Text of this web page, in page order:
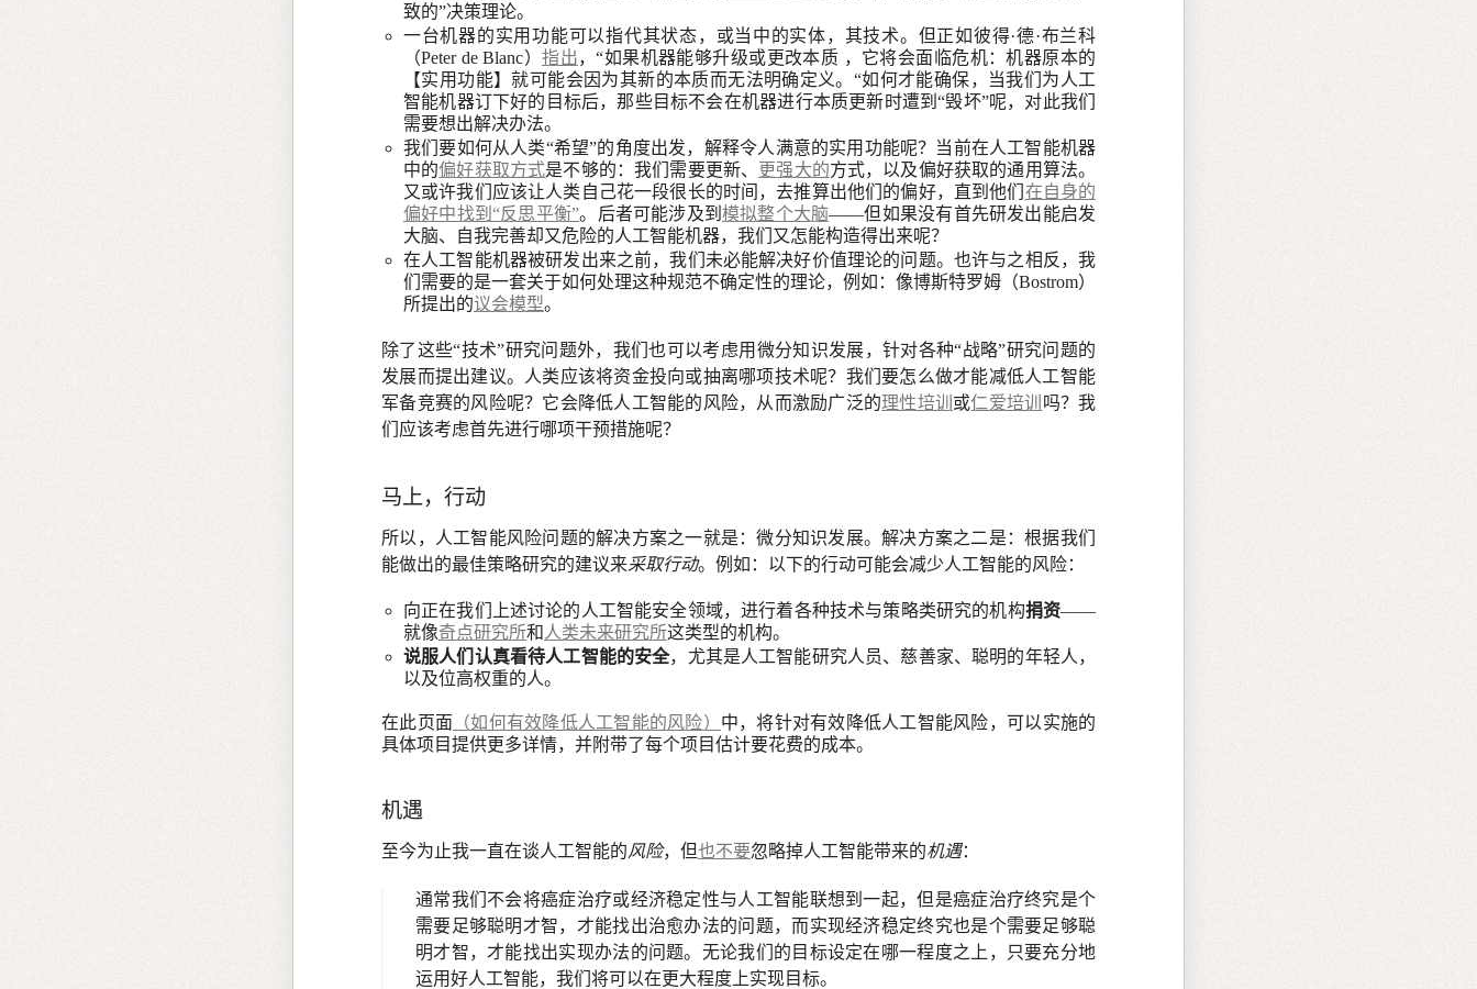
致的”决策理论。
一台机器的实用功能可以指代其状态，或当中的实体，其技术。但正如彼得·德·布兰科
（Peter de Blanc）指出，“如果机器能够升级或更改本质 ，它将会面临危机：机器原本的
【实用功能】就可能会因为其新的本质而无法明确定义。“如何才能确保，当我们为人工
智能机器订下好的目标后，那些目标不会在机器进行本质更新时遭到“毁坏”呢，对此我们
需要想出解决办法。
我们要如何从人类“希望”的角度出发，解释令人满意的实用功能呢？当前在人工智能机器
中的偏好获取方式是不够的：我们需要更新、 更强大的方式，以及偏好获取的通用算法。
又或许我们应该让人类自己花一段很长的时间，去推算出他们的偏好，直到他们 在自身的
偏好中找到“反思平衡”。后者可能涉及到模拟整个大脑——但如果没有首先研发出能启发
大脑、自我完善却又危险的人工智能机器，我们又怎能构造得出来呢？
在人工智能机器被研发出来之前，我们未必能解决好价值理论的问题。也许与之相反，我
们需要的是一套关于如何处理这种规范不确定性的理论，例如：像博斯特罗姆（Bostrom）
所提出的议会模型。
除了这些“技术”研究问题外，我们也可以考虑用微分知识发展，针对各种“战略”研究问题的
发展而提出建议。人类应该将资金投向或抽离哪项技术呢？我们要怎么做才能减低人工智能
军备竞赛的风险呢？它会降低人工智能的风险，从而激励广泛的理性培训 或仁爱培训
吗？我
们应该考虑首先进行哪项干预措施呢？
马上，行动
所以，人工智能风险问题的解决方案之一就是：微分知识发展。解决方案之二是：根据我们
能做出的最佳策略研究的建议来采取行动。例如：以下的行动可能会减少人工智能的风险：
向正在我们上述讨论的人工智能安全领域，进行着各种技术与策略类研究的机构捐资——
就像奇点研究所和 人类未来研究所这类型的机构。
说服人们认真看待人工智能的安全，尤其是人工智能研究人员、慈善家、聪明的年轻人，
以及位高权重的人。
在此页面 （如何有效降低人工智能的风险） 中，将针对有效降低人工智能风险，可以实施的
具体项目提供更多详情，并附带了每个项目估计要花费的成本。
机遇
至今为止我一直在谈人工智能的风险，但也不要忽略掉人工智能带来的机遇：
通常我们不会将癌症治疗或经济稳定性与人工智能联想到一起，但是癌症治疗终究是个
需要足够聪明才智，才能找出治愈办法的问题，而实现经济稳定终究也是个需要足够聪
明才智，才能找出实现办法的问题。无论我们的目标设定在哪一程度之上，只要充分地
运用好人工智能，我们将可以在更大程度上实现目标。